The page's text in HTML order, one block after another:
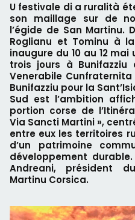
U festivale di a ruralità
son maillage sur de
l’égide de San Martinu.
Roglianu et Tominu à
inaugure du 10 au 12
trois jours à
Venerabile
Bunifazziu pour la
Sud est l’ambition
portion corse de
Via Sancti Martini »,
entre eux les territoires
d’un patrimoine
développement
Andreani, président
Martinu Corsica.